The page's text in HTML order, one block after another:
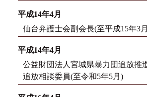
平成14年4月
仙台弁護士会副会長(至平成15年3
平成14年4月
公益財団法人宮城県暴力団追放推
追放相談委員(至令和5年5月)